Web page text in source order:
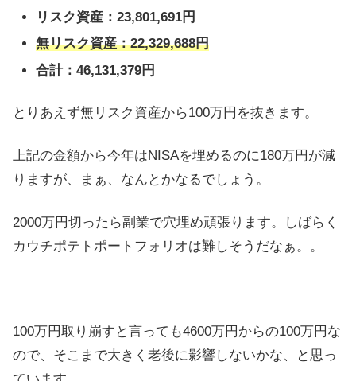
リスク資産：23,801,691円
無リスク資産：22,329,688円
合計：46,131,379円
とりあえず無リスク資産から100万円を抜きます。
上記の金額から今年はNISAを埋めるのに180万円が減
りますが、まぁ、なんとかなるでしょう。
2000万円切ったら副業で穴埋め頑張ります。しばらく
カウチポテトポートフォリオは難しそうだなぁ。。
100万円取り崩すと言っても4600万円からの100万円な
ので、そこまで大きく老後に影響しないかな、と思っ